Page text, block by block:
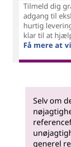
Tilmeld dig
adgang til
hurtig
klar til at
Få mere at
Selv om
generel